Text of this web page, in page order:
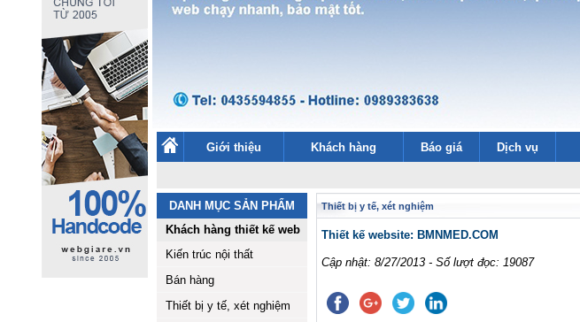
Giới thiệu Khách hàng Báo giá Dịch vụ
DANH MỤC SẢN PHẨM
Khách hàng thiết kế web
Kiến trúc nội thất
Bán hàng
Thiết bị y tế, xét nghiệm
Thiết bị y tế, xét nghiệm
Thiết kế website: BMNMED.COM
Cập nhật: 8/27/2013 - Số lượt đọc: 19087